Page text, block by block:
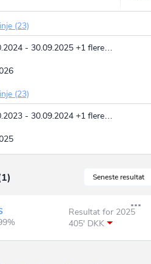
(23)
- 30.09.2025 +1 flere…
(23)
- 30.09.2024 +1 flere…
Seneste resultat
Resultat for 2025
405' DKK